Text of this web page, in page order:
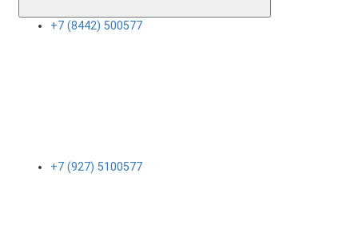
+7 (8442) 500577
+7 (927) 5100577